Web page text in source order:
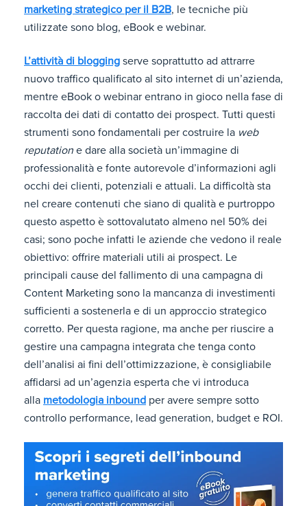
marketing strategico per il B2B, le tecniche più
utilizzate sono blog, eBook e webinar.
L’attività di blogging serve soprattutto ad attrarre
nuovo traffico qualificato al sito internet di un’azienda,
mentre eBook o webinar entrano in gioco nella fase di
raccolta dei dati di contatto dei prospect. Tutti questi
strumenti sono fondamentali per costruire la web
reputation e dare alla società un’immagine di
professionalità e fonte autorevole d’informazioni agli
occhi dei clienti, potenziali e attuali. La difficoltà sta
nel creare contenuti che siano di qualità e purtroppo
questo aspetto è sottovalutato almeno nel 50% dei
casi; sono poche infatti le aziende che vedono il reale
obiettivo: offrire materiali utili ai prospect. Le
principali cause del fallimento di una campagna di
Content Marketing sono la mancanza di investimenti
sufficienti a sostenerla e di un approccio strategico
corretto. Per questa ragione, ma anche per riuscire a
gestire una campagna integrata che tenga conto
dell’analisi ai fini dell’ottimizzazione, è consigliabile
affidarsi ad un’agenzia esperta che vi introduca
alla metodologia inbound per avere sempre sotto
controllo performance, lead generation, budget e ROI.